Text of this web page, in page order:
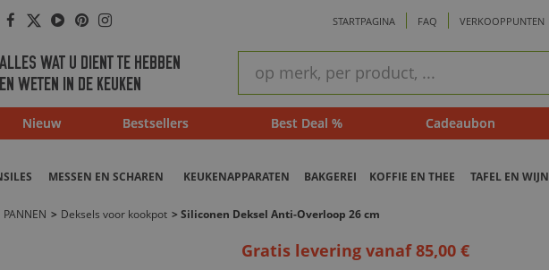
Facebook
Twitter
Youtube
Pinterest
Instagram STARTPAGINA FAQ VERKOOPPUNTEN
ALLES WAT U DIENT TE HEBBEN
EN WETEN IN DE KEUKEN
zoeken
Nieuw Bestsellers Best Deal % Cadeaubon
MESSEN EN SCHAREN KEUKENAPPARATEN BAKGEREI KOFFIE EN THEE TAFEL EN WIJN
PANNEN > Deksels voor kookpot > Siliconen Deksel Anti-Overloop 26 cm
Gratis levering vanaf 85,00 €